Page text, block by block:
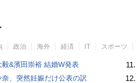
政治 海外 経済 IT スポーツ
毅&濱田崇裕 結婚W発表
奈、突然妊娠だけ公表の訳
11.
12.